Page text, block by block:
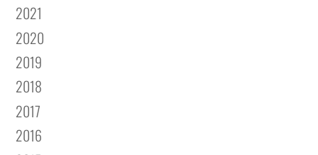
2021
2020
2019
2018
2017
2016